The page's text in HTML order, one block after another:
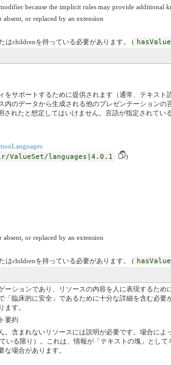
because the implicit rules may provide
or replaced by an extension
はchildrenを持っている必要があります。 (
をサポートするために提供されます（通常、テキス
内のデータから生成される他のプレゼンテーション
されたと想定してはいけません。言語が指定されて
languages|4.0.1
)
or replaced by an extension
はchildrenを持っている必要があります。 (
ーションであり、リソースの内容を人に表現するた
「臨床的に安全」であるために十分な詳細を含む必
ます。
要約
。含まれないリソースには説明が必要です。場合に
いる限り）。これは、情報が「テキストの塊」と
な場合があります。